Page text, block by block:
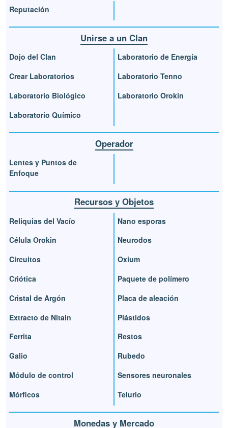
Reputación
Unirse a un Clan
Dojo del Clan
Crear Laboratorios
Laboratorio Biológico
Laboratorio Químico
Laboratorio de Energía
Laboratorio Tenno
Laboratorio Orokin
Operador
Lentes y Puntos de
Enfoque
Recursos y Objetos
Reliquias del Vacío
Célula Orokin
Circuitos
Criótica
Cristal de Argón
Extracto de Nitain
Ferrita
Galio
Módulo de control
Mórficos
Nano esporas
Neurodos
Oxium
Paquete de polímero
Placa de aleación
Plástidos
Restos
Rubedo
Sensores neuronales
Telurio
Monedas y Mercado